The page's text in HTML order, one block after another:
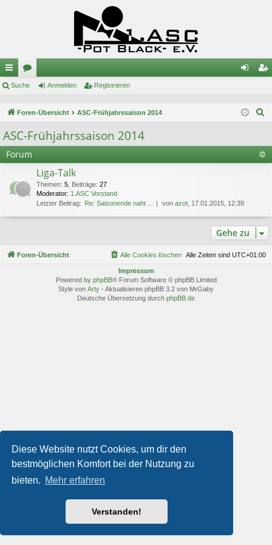
Diese Website nutzt Cookies, um dir den
bestmöglichen Komfort bei der Nutzung zu
bieten. Mehr erfahren
Verstanden!
ch
llz
ug
riff
or
el rie
n
Suche Anmelden Registrieren
Foren-Übersicht ASC-Frühjahrssaison 2014
e
ASC-Frühjahrssaison 2014
Forum
Liga-Talk
Themen: 5 Beiträge: 27
Moderator: 1.ASC Vorstand
Letzter Beitrag: Re: Saisonende naht ... von azot , 17.01.2015, 12:39
Gehe zu
Foren-Übersicht Alle Zeiten sind UTC+01:00
Alle Cookies löschen
Impressum
Powered by phpBB® Forum Software © phpBB Limited
Style von Arty - Aktualisieren phpBB 3.2 von MrGaby
Deutsche Übersetzung durch phpBB.de